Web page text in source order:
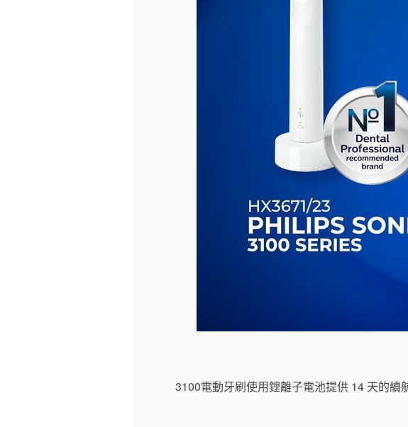
3100電動牙刷使用鋰離子電池提供 14 天的續